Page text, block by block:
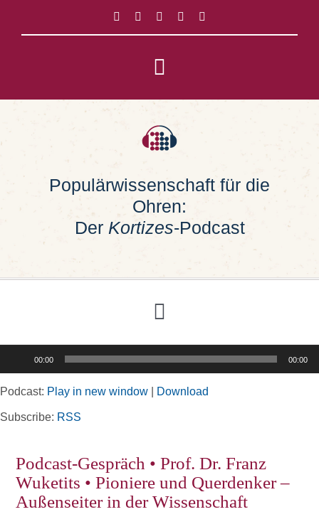
springen
Toggle
Navigation
Impressum
Populärwissenschaft für die
Ohren:
Der Kortizes-Podcast
Toggle
Navigation
Rubriken
Kortizes Website
00:00 00:00
Podcast: Play in new window Download
Subscribe: RSS
Podcast-Gespräch • Prof. Dr. Franz
Wuketits • Pioniere und Querdenker –
Außenseiter in der Wissenschaft